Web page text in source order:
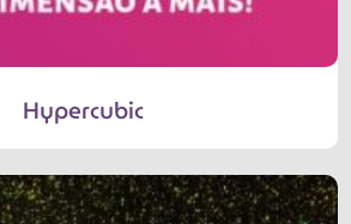
Hypercubic